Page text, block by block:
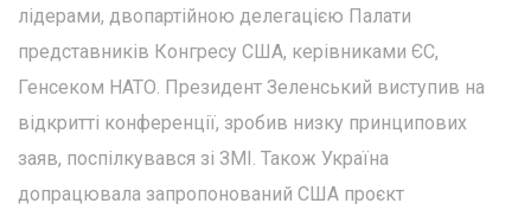
лідерами, двопартійною делегацією Палати
представників Конгресу США, керівниками ЄС,
Генсеком НАТО. Президент Зеленський виступив на
відкритті конференції, зробив низку принципових
заяв, поспілкувався зі ЗМІ. Також Україна
допрацювала запропонований США проєкт